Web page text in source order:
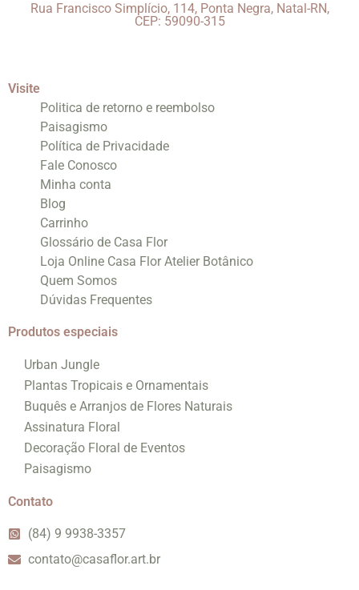
Rua Francisco Simplício, 114, Ponta Negra, Natal-RN,
CEP: 59090-315
Visite
Politica de retorno e reembolso
Paisagismo
Política de Privacidade
Fale Conosco
Minha conta
Blog
Carrinho
Glossário de Casa Flor
Loja Online Casa Flor Atelier Botânico
Quem Somos
Dúvidas Frequentes
Produtos especiais
Urban Jungle
Plantas Tropicais e Ornamentais
Buquês e Arranjos de Flores Naturais
Assinatura Floral
Decoração Floral de Eventos
Paisagismo
Contato
(84) 9 9938-3357
contato@casaflor.art.br